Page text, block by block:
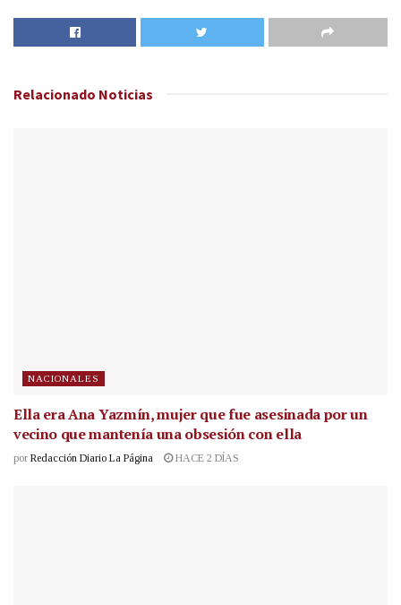
Relacionado Noticias
NACIONALES
Ella era Ana Yazmín, mujer que fue asesinada por un
vecino que mantenía una obsesión con ella
por Redacción Diario La Página HACE 2 DÍAS